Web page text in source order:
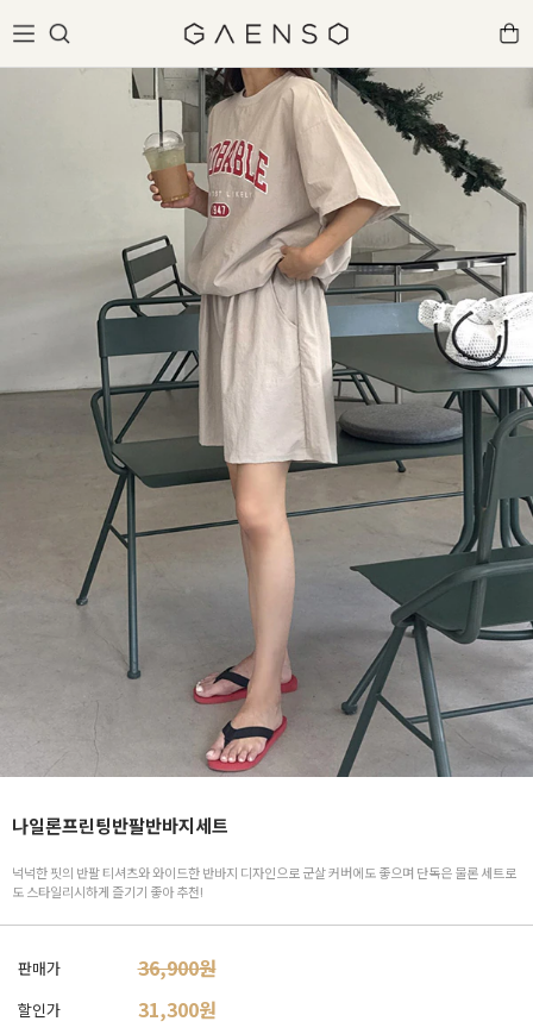
나일론프린팅반팔반바지세트
넉넉한 핏의 반팔 티셔츠와 와이드한 반바지 디자인으로 군살 커버에도 좋으며 단독은 물론 세트로
도 스타일리시하게 즐기기 좋아 추천!
판매가 36,900원
할인가 31,300원